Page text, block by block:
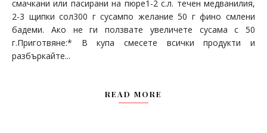
смачкани или пасирани на пюре1-2 с.л. течен медванилия,
2-3 щипки сол300 г сусампо желание 50 г фино смлени
бадеми. Ако не ги ползвате увеличете сусама с 50
г.Приготвяне:* В купа смесете всички продукти и
разбъркайте...
READ MORE